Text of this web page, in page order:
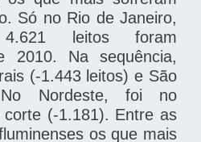
Só no Rio de Janeiro,
leitos foram
2010. Na sequência,
(-1.443 leitos) e São
Nordeste, foi no
(-1.181). Entre as
os que mais